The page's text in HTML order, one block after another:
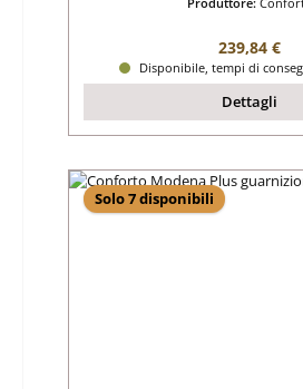
Prezzo
239,84 €
Disponibile, tempi di
Dettagli
Solo 7 disponibili